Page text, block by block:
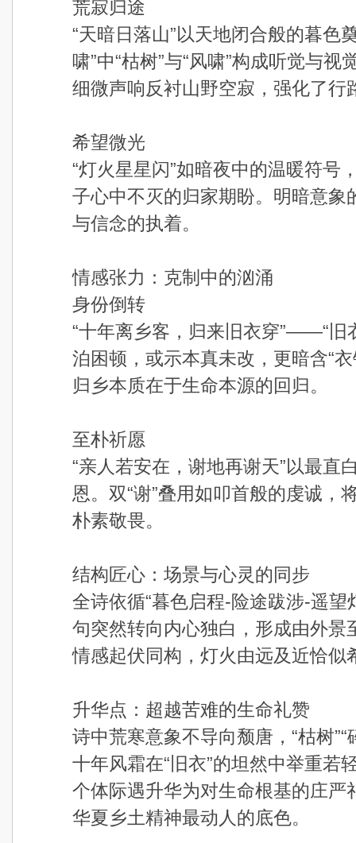
荒寂归途
“天暗日落山”以天地闭合般的暮色
啸”中“枯树”与“风啸”构成听觉与
细微声响反衬山野空寂，强化了行
希望微光
“灯火星星闪”如暗夜中的温暖符号
子心中不灭的归家期盼。明暗意
与信念的执着。
情感张力：克制中的汹涌
身份倒转
“十年离乡客，归来旧衣穿”——“旧
泊困顿，或示本真未改，更暗含“
归乡本质在于生命本源的回归。
至朴祈愿
“亲人若安在，谢地再谢天”以最直
恩。双“谢”叠用如叩首般的虔诚，
朴素敬畏。
结构匠心：场景与心灵的同步
全诗依循“暮色启程-险途跋涉-遥
句突然转向内心独白，形成由外
情感起伏同构，灯火由远及近恰似
升华点：超越苦难的生命礼赞
诗中荒寒意象不导向颓唐，“枯树
十年风霜在“旧衣”的坦然中举重若
个体际遇升华为对生命根基的庄
华夏乡土精神最动人的底色。